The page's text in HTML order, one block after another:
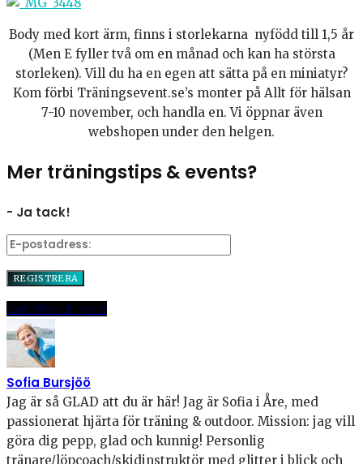
Body med kort ärm, finns i storlekarna nyfödd till 1,5 år
(Men E fyller två om en månad och kan ha största
storleken). Vill du ha en egen att sätta på en miniatyr?
Kom förbi Träningsevent.se’s monter på Allt för hälsan
7-10 november, och handla en. Vi öppnar även
webshopen under den helgen.
Mer träningstips & events?
- Ja tack!
DelaPinnaE-post
Sofia Bursjöö
Jag är så GLAD att du är här! Jag är Sofia i Åre, med
passionerat hjärta för träning & outdoor. Mission: jag vill
göra dig pepp, glad och kunnig! Personlig
tränare/löpcoach/skidinstruktör med glitter i blick och